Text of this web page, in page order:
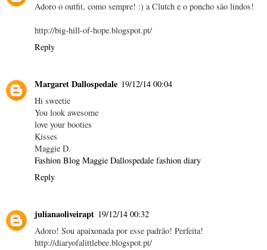
Adoro o outfit, como sempre! :) a Clutch e o poncho são lindos!
http://big-hill-of-hope.blogspot.pt/
Reply
Margaret Dallospedale 19/12/14 00:04
Hi sweetie
You look awesome
love your booties
Kisses
Maggie D.
Fashion Blog Maggie Dallospedale fashion diary
Reply
julianaoliveirapt 19/12/14 00:32
Adoro! Sou apaixonada por esse padrão! Perfeita!
http://diaryofalittlebee.blogspot.pt/